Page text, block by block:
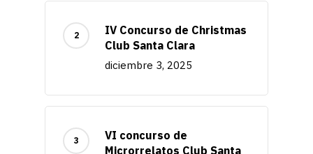
IV Concurso de Christmas
Club Santa Clara
diciembre 3, 2025
VI concurso de
Microrrelatos Club Santa